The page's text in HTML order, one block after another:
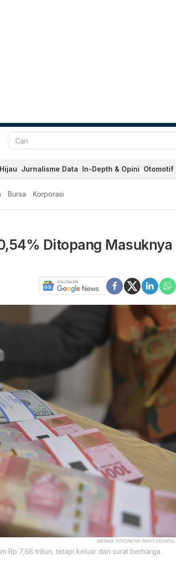
Jurnalisme Data In-Depth & Opini Otomotif
Bursa Korporasi
Ditopang Masuknya
ANTARA FOTO/NOVA WAHYUDI/WSJ.
Rp 7,68 triliun, tetapi keluar dari surat berharga